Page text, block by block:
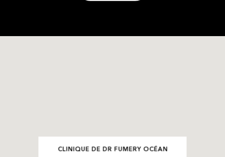
CLINIQUE DE DR FUMERY OCÉAN